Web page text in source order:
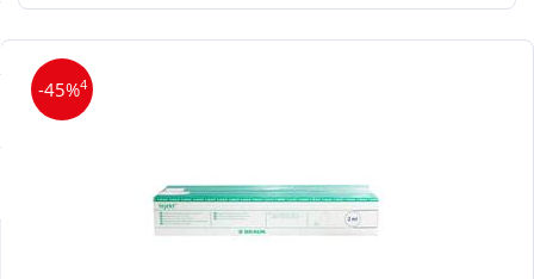
Sale
Sparsets
Diabetes
Körperpflege & Kosmetik
-45%4